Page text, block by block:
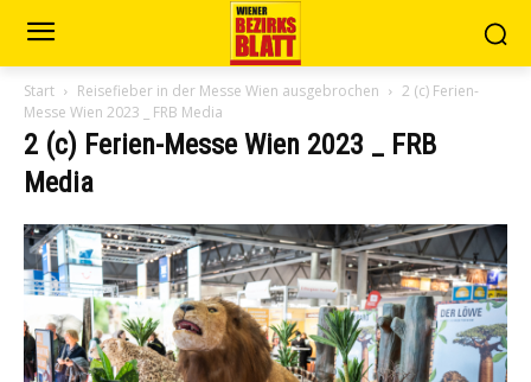
Start Reisefieber in der Messe Wien ausgebrochen
2 (c) Ferien-
Messe Wien 2023 _ FRB Media
2 (c) Ferien-Messe Wien 2023 _ FRB
Media